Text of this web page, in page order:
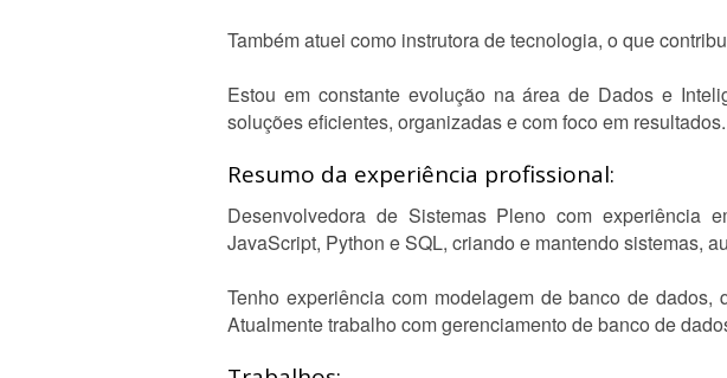
Também atuei como instrutora de tecnologia, o que
Estou em constante evolução na área de Dados e
soluções eficientes, organizadas e com foco em resultados.
Resumo da experiência profissional:
Desenvolvedora de Sistemas Pleno com experiência
JavaScript, Python e SQL, criando e mantendo sistemas,
Tenho experiência com modelagem de banco de
Atualmente trabalho com gerenciamento de banco de